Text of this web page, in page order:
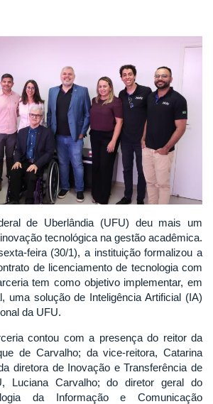
de Uberlândia (UFU) deu mais um
tecnológica na gestão acadêmica.
feira (30/1), a instituição formalizou a
de licenciamento de tecnologia com
tem como objetivo implementar, em
uma solução de Inteligência Artificial (IA)
da UFU.
contou com a presença do reitor da
de Carvalho; da vice-reitora, Catarina
diretora de Inovação e Transferência de
Luciana Carvalho; do diretor geral do
da Informação e Comunicação